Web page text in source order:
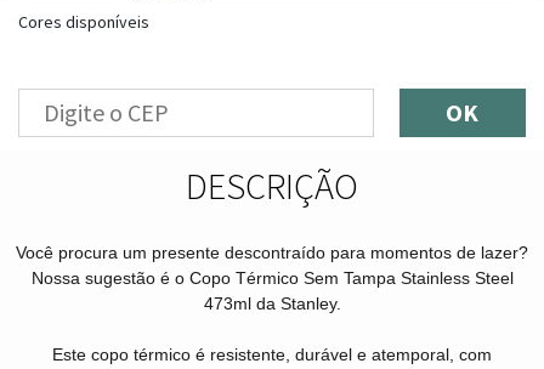
Cores disponíveis
OK
DESCRIÇÃO
Você procura um presente descontraído para momentos de lazer?
Nossa sugestão é o Copo Térmico Sem Tampa Stainless Steel
473ml da Stanley.
Este copo térmico é resistente, durável e atemporal, com